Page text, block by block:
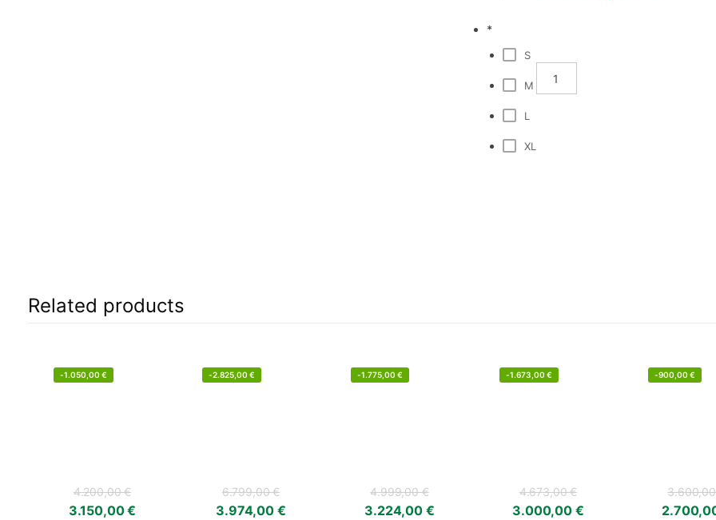
*
S
M
L
XL
Related products
-1.050,00€
4.200,00€
3.150,00€
-2.825,00€
6.799,00€
3.974,00 €
-1.775,00€
4.999,00€
3.224,00 €
-1.673,00€
4.673,00€
3.000,00 €
-900,00€